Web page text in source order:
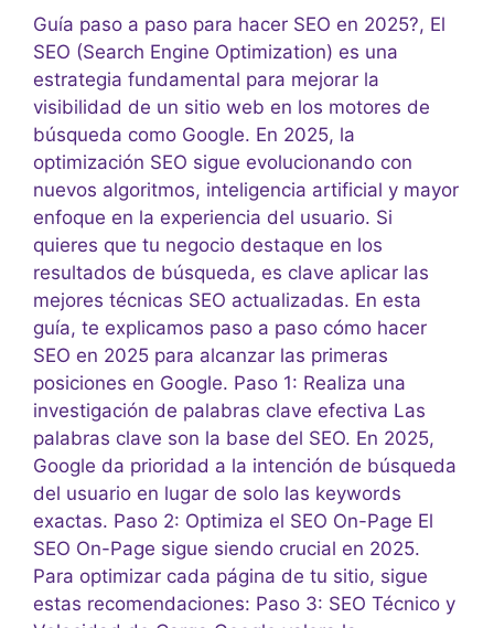
Guía paso a paso para hacer SEO en 2025?, El
SEO (Search Engine Optimization) es una
estrategia fundamental para mejorar la
visibilidad de un sitio web en los motores de
búsqueda como Google. En 2025, la
optimización SEO sigue evolucionando con
nuevos algoritmos, inteligencia artificial y mayor
enfoque en la experiencia del usuario. Si
quieres que tu negocio destaque en los
resultados de búsqueda, es clave aplicar las
mejores técnicas SEO actualizadas. En esta
guía, te explicamos paso a paso cómo hacer
SEO en 2025 para alcanzar las primeras
posiciones en Google. Paso 1: Realiza una
investigación de palabras clave efectiva Las
palabras clave son la base del SEO. En 2025,
Google da prioridad a la intención de búsqueda
del usuario en lugar de solo las keywords
exactas. Paso 2: Optimiza el SEO On-Page El
SEO On-Page sigue siendo crucial en 2025.
Para optimizar cada página de tu sitio, sigue
estas recomendaciones: Paso 3: SEO Técnico y